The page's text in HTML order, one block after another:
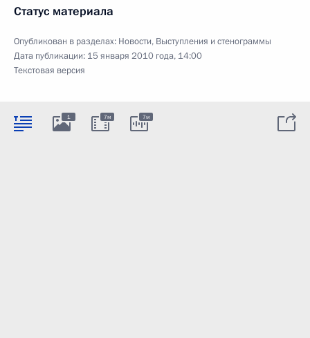
Статус материала
Опубликован в разделах: Новости, Выступления и стенограммы
Дата публикации: 15 января 2010 года, 14:00
Текстовая версия
1 7м 7м